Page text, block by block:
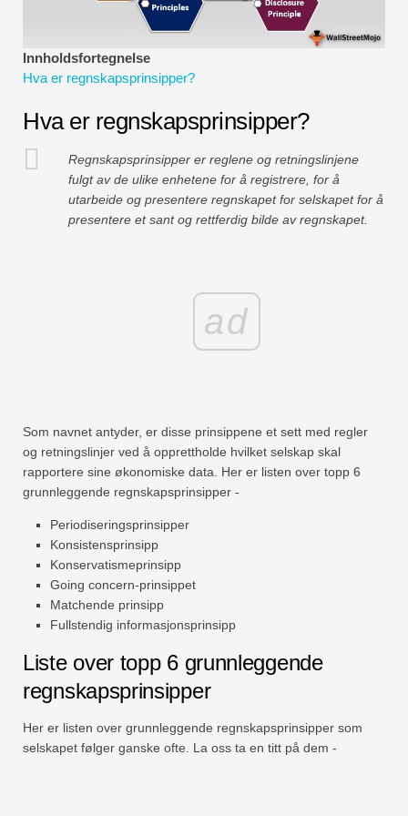
Økonomiske modelleringsveiledninger
Fullstendig format
Innholdsfortegnelse
Hva er regnskapsprinsipper?
Hva er regnskapsprinsipper?
Regnskapsprinsipper er reglene og retningslinjene
fulgt av de ulike enhetene for å registrere, for å
utarbeide og presentere regnskapet for selskapet for å
presentere et sant og rettferdig bilde av regnskapet.
ad
Som navnet antyder, er disse prinsippene et sett med regler
og retningslinjer ved å opprettholde hvilket selskap skal
rapportere sine økonomiske data. Her er listen over topp 6
grunnleggende regnskapsprinsipper -
Periodiseringsprinsipper
Konsistensprinsipp
Konservatismeprinsipp
Going concern-prinsippet
Matchende prinsipp
Fullstendig informasjonsprinsipp
Liste over topp 6 grunnleggende
regnskapsprinsipper
Her er listen over grunnleggende regnskapsprinsipper som
selskapet følger ganske ofte. La oss ta en titt på dem -